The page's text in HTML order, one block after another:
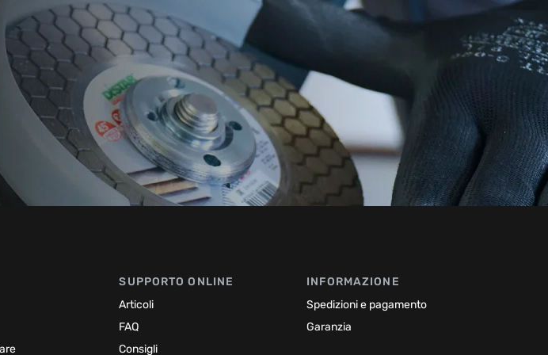
SUPPORTO ONLINE
Articoli
FAQ
Consigli
INFORMAZIONE
Spedizioni e pagamento
Garanzia